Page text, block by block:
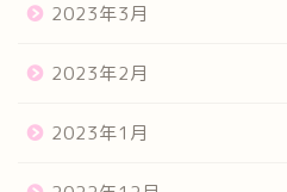
2023年3月
2023年2月
2023年1月